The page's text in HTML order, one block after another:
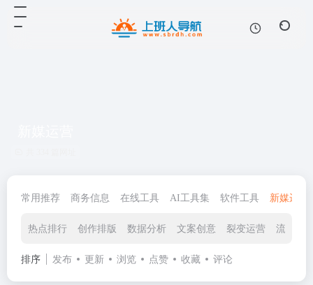
常用推荐 商务信息 在线工具 AI工具集 软件工具 新媒运营
热点排行 创作排版 数据分析 文案创意 裂变运营 流量采
排序 发布 更新 浏览 点赞 收藏 评论